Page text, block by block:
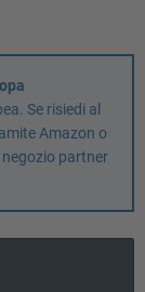
Se risiedi al
Amazon o
partner